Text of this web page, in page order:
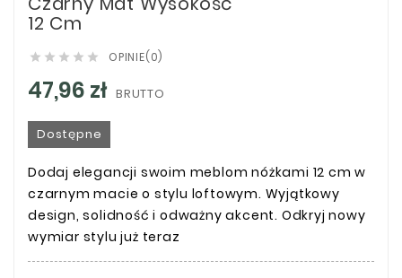
12 Cm
     OPINIE(0)
47,96 zł BRUTTO
Dostępne
Dodaj elegancji swoim meblom nóżkami 12 cm w
czarnym macie o stylu loftowym. Wyjątkowy
design, solidność i odważny akcent. Odkryj nowy
wymiar stylu już teraz